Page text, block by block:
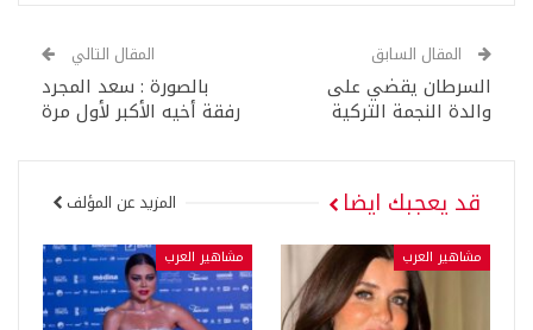
المقال السابق
السرطان يقضي على
والدة النجمة التركية
المقال التالي
بالصورة : سعد المجرد
رفقة أخيه الأكبر لأول مرة
قد يعجبك ايضا المزيد عن المؤلف
مشاهير العرب مشاهير العرب